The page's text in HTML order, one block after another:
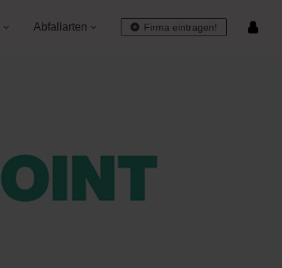
Firma eintragen!
Abfallarten